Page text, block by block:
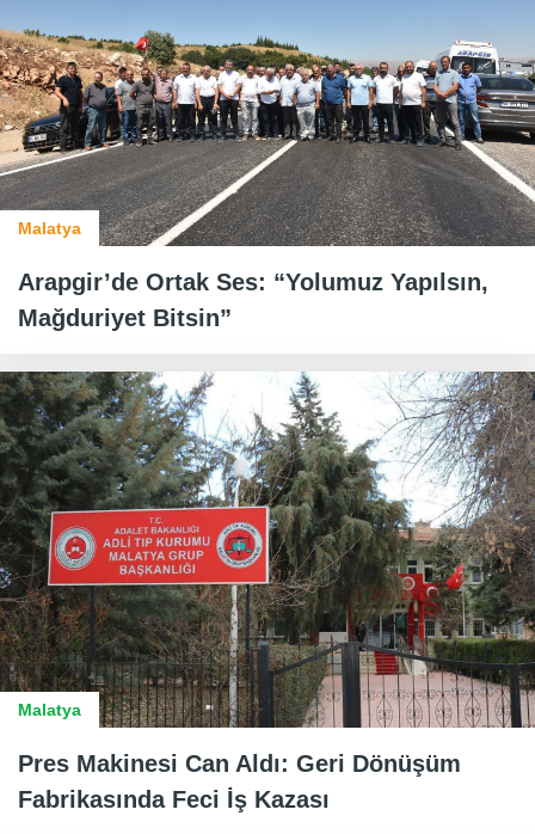
Malatya
Arapgir’de Ortak Ses: “Yolumuz Yapılsın,
Mağduriyet Bitsin”
Malatya
Pres Makinesi Can Aldı: Geri Dönüşüm
Fabrikasında Feci İş Kazası